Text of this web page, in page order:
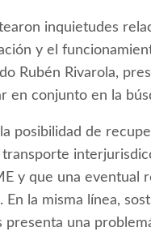
inquietudes
y el
Rubén Rivarola,
en conjunto en la
posibilidad de
y que una eventual
En la misma línea,
presenta una